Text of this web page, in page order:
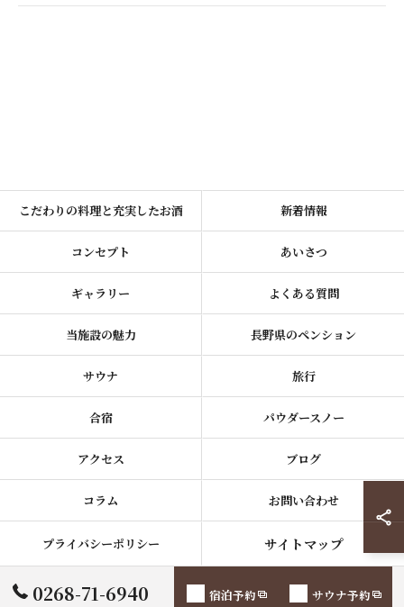
0268-71-6940 宿泊予約 サウナ予約
こだわりの料理と充実したお酒 新着情報
コンセプト あいさつ
ギャラリー よくある質問
当施設の魅力 長野県のペンション
サウナ 旅行
合宿 パウダースノー
アクセス ブログ
コラム お問い合わせ
プライバシーポリシー サイトマップ
© 2026 長野県須坂市でペンションならChillSheep ALL RIGHTS RESERVED.